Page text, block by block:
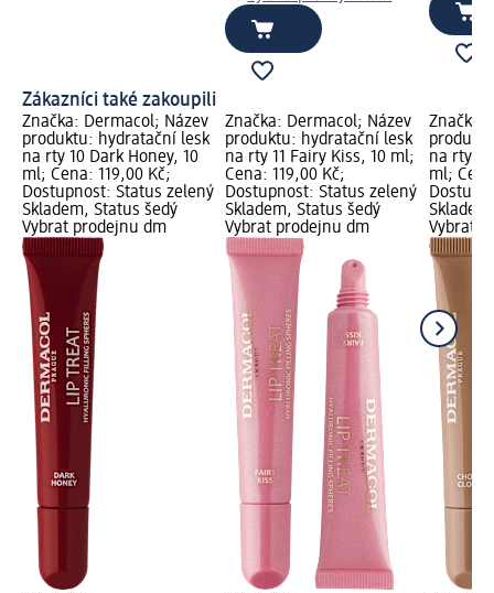
Zákazníci také zakoupili
Značka: Dermacol; Název
produktu: hydratační lesk
na rty 10 Dark Honey, 10
ml; Cena: 119,00 Kč;
Dostupnost: Status zelený
Skladem, Status šedý
Vybrat prodejnu dm
Značka: Dermacol; Název
produktu: hydratační lesk
na rty 11 Fairy Kiss, 10 ml;
Cena: 119,00 Kč;
Dostupnost: Status zelený
Skladem, Status šedý
Vybrat prodejnu dm
Značka:
na rty
ml;
Vybrat